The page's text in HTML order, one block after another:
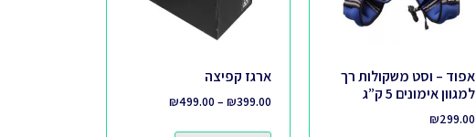
אפוד – וסט משקולות רך
למגוון אימונים 5 ק”ג
₪299.00
ארגז קפיצה
₪399.00
–
₪499.00